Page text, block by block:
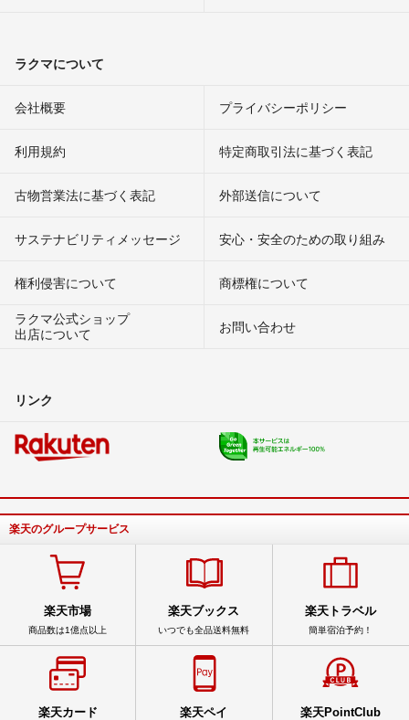
ラクマについて
会社概要 プライバシーポリシー
利用規約 特定商取引法に基づく表記
古物営業法に基づく表記 外部送信について
サステナビリティメッセージ 安心・安全のための取り組み
権利侵害について
商標権について
ラクマ公式ショップ
出店について
お問い合わせ
リンク
楽天のグループサービス
楽天市場
商品数は1億点以上
楽天ブックス
いつでも全品送料無料
楽天トラベル
簡単宿泊予約！
楽天カード 楽天ペイ 楽天PointClub